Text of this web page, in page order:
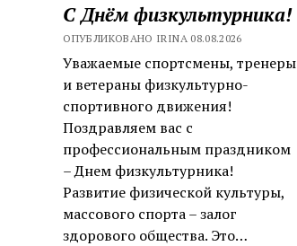
С Днём физкультурника!
ОПУБЛИКОВАНО IRINA 08.08.2026
Уважаемые спортсмены, тренеры
и ветераны физкультурно-
спортивного движения!
Поздравляем вас с
профессиональным праздником
– Днем физкультурника!
Развитие физической культуры,
массового спорта – залог
здорового общества. Это…